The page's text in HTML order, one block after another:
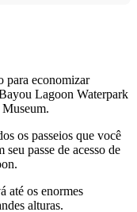
para economizar
Lagoon Waterpark
os passeios que você
passe de acesso de
até os enormes
alturas.